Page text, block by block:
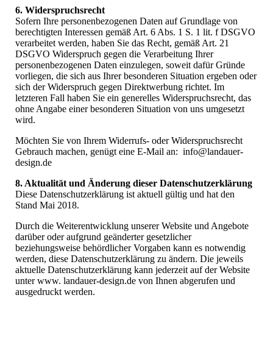
6. Widerspruchsrecht
Sofern Ihre personenbezogenen Daten auf Grundlage von
berechtigten Interessen gemäß Art. 6 Abs. 1 S. 1 lit. f DSGVO
verarbeitet werden, haben Sie das Recht, gemäß Art. 21
DSGVO Widerspruch gegen die Verarbeitung Ihrer
personenbezogenen Daten einzulegen, soweit dafür Gründe
vorliegen, die sich aus Ihrer besonderen Situation ergeben oder
sich der Widerspruch gegen Direktwerbung richtet. Im
letzteren Fall haben Sie ein generelles Widerspruchsrecht, das
ohne Angabe einer besonderen Situation von uns umgesetzt
wird.
Möchten Sie von Ihrem Widerrufs- oder Widerspruchsrecht
Gebrauch machen, genügt eine E-Mail an: info@landauer-
design.de
8. Aktualität und Änderung dieser Datenschutzerklärung
Diese Datenschutzerklärung ist aktuell gültig und hat den
Stand Mai 2018.
Durch die Weiterentwicklung unserer Website und Angebote
darüber oder aufgrund geänderter gesetzlicher
beziehungsweise behördlicher Vorgaben kann es notwendig
werden, diese Datenschutzerklärung zu ändern. Die jeweils
aktuelle Datenschutzerklärung kann jederzeit auf der Website
unter www. landauer-design.de von Ihnen abgerufen und
ausgedruckt werden.